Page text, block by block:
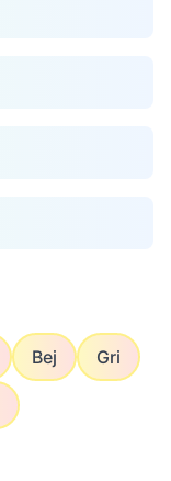
Bej Gri